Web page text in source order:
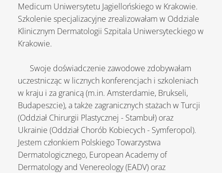
Medicum Uniwersytetu Jagiellońskiego w Krakowie.
Szkolenie specjalizacyjne zrealizowałam w Oddziale
Klinicznym Dermatologii Szpitala Uniwersyteckiego w
Krakowie.
Swoje doświadczenie zawodowe zdobywałam
uczestnicząc w licznych konferencjach i szkoleniach
w kraju i za granicą (m.in. Amsterdamie, Brukseli,
Budapeszcie), a także zagranicznych stażach w Turcji
(Oddział Chirurgii Plastycznej - Stambuł) oraz
Ukrainie (Oddział Chorób Kobiecych - Symferopol).
Jestem członkiem Polskiego Towarzystwa
Dermatologicznego, European Academy of
Dermatology and Venereology (EADV) oraz